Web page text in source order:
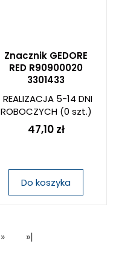
Znacznik GEDORE
RED R90900020
3301433
REALIZACJA 5-14 DNI
ROBOCZYCH(0 szt.)
47,10 zł
Do koszyka
» »|